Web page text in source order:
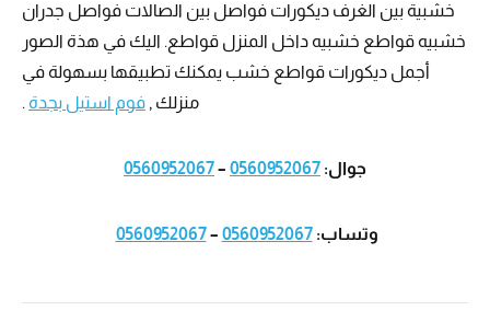
خشبية بين الغرف ديكورات فواصل بين الصالات فواصل جدران
خشبيه قواطع خشبيه داخل المنزل قواطع. اليك في هذة الصور
أجمل ديكورات قواطع خشب يمكنك تطبيقها بسهولة في
منزلك , فوم استيل بجدة .
جوال: 0560952067
–
0560952067
وتساب:0560952067
–
0560952067